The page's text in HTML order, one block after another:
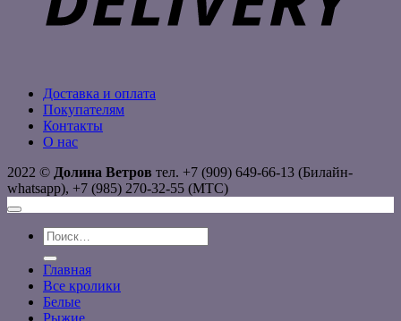
Доставка и оплата
Покупателям
Контакты
О нас
2022 © Долина Ветров тел. +7 (909) 649-66-13 (Билайн-
whatsapp), +7 (985) 270-32-55 (МТС)
Искать:
Главная
Все кролики
Белые
Рыжие